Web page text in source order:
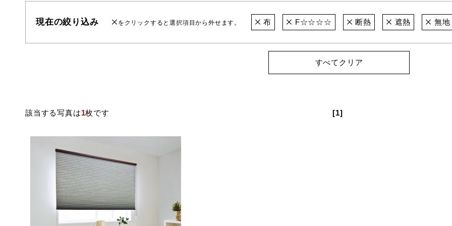
現在の絞り込み をクリックすると選択項目から外せます。 布 F☆☆☆☆ 断熱 遮熱 無地
すべてクリア
該当する写真は1枚です [1]